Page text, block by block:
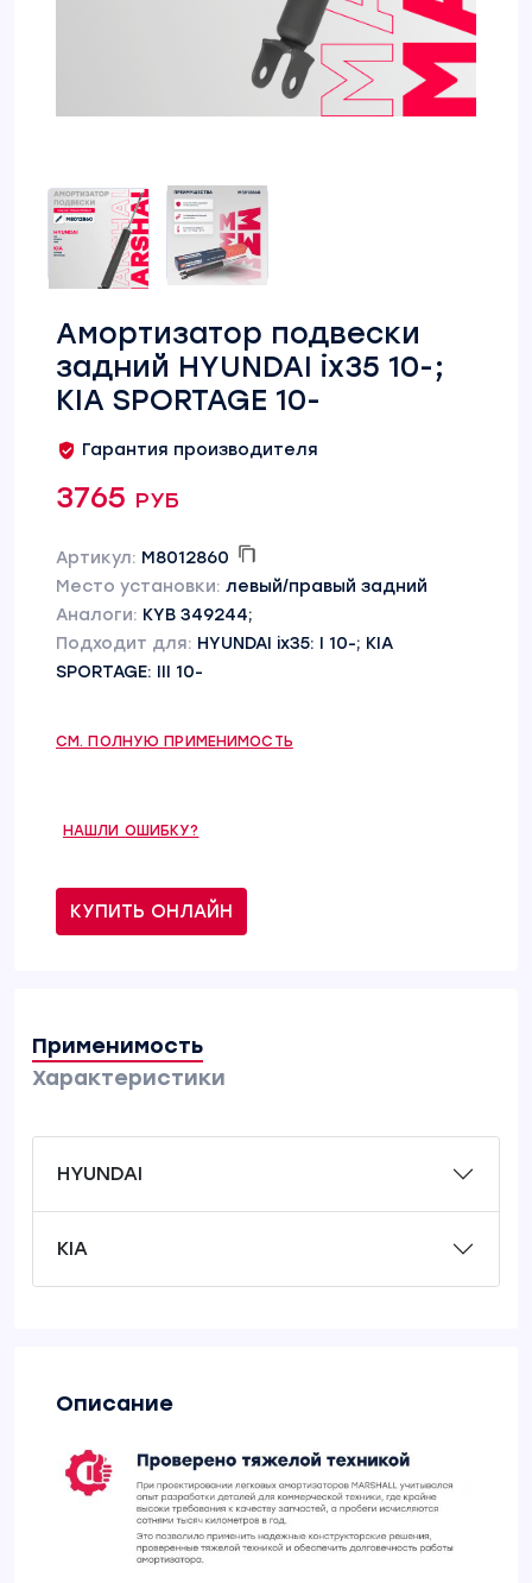
Амортизатор подвески
задний HYUNDAI ix35 10-;
KIA SPORTAGE 10-
Гарантия производителя
3765 руб
Артикул: M8012860
Место установки: левый/правый задний
Аналоги: KYB 349244;
Подходит для: HYUNDAI ix35: I 10-; KIA
SPORTAGE: III 10-
СМ. ПОЛНУЮ ПРИМЕНИМОСТЬ
НАШЛИ ОШИБКУ?
КУПИТЬ ОНЛАЙН
Применимость
Характеристики
HYUNDAI
KIA
Описание